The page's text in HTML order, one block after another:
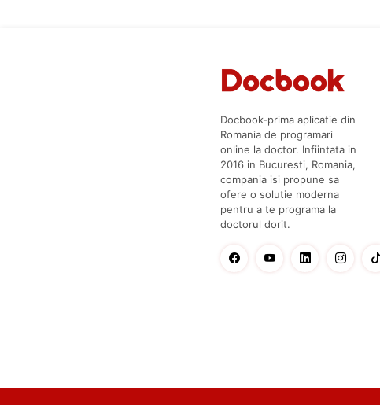
Docbook-prima aplicatie din
Romania de programari
online la doctor. Infiintata in
2016 in Bucuresti, Romania,
compania isi propune sa
ofere o solutie moderna
pentru a te programa la
doctorul dorit.